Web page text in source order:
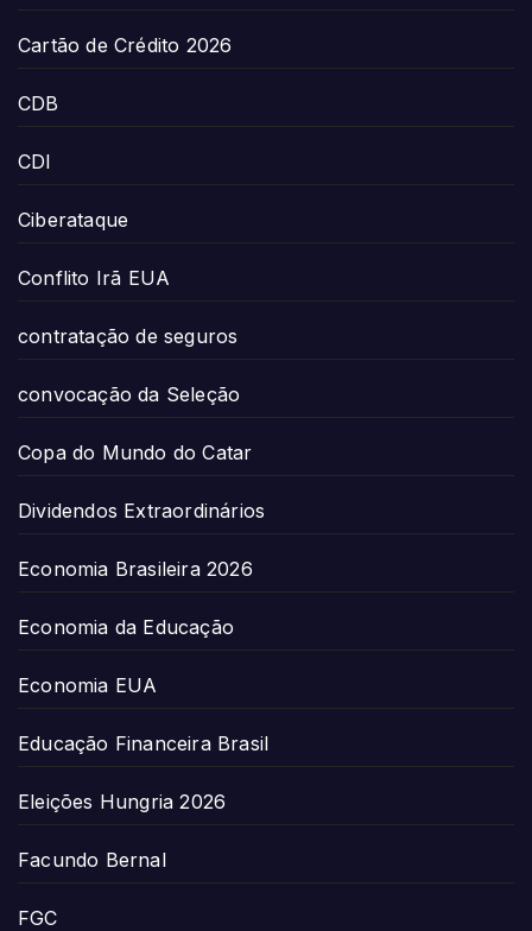
Cartão de Crédito 2026
CDB
CDI
Ciberataque
Conflito Irã EUA
contratação de seguros
convocação da Seleção
Copa do Mundo do Catar
Dividendos Extraordinários
Economia Brasileira 2026
Economia da Educação
Economia EUA
Educação Financeira Brasil
Eleições Hungria 2026
Facundo Bernal
FGC